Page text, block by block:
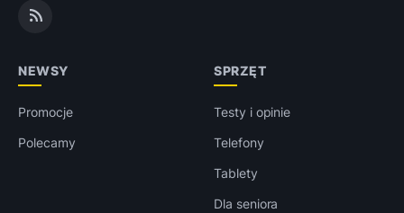
NEWSY
Promocje
Polecamy
SPRZĘT
Testy i opinie
Telefony
Tablety
Dla seniora